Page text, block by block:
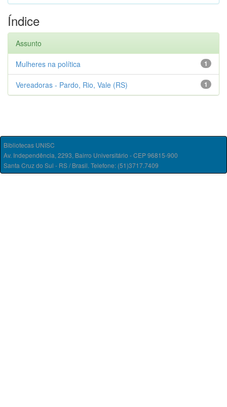
Índice
Assunto
1
Mulheres na política
1
Vereadoras - Pardo, Rio, Vale (RS)
Bibliotecas UNISC
Av. Independência, 2293, Bairro Universitário - CEP 96815-900
Santa Cruz do Sul - RS / Brasil. Telefone: (51)3717.7409